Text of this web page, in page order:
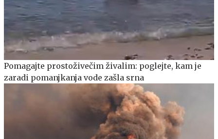
Pomagajte prostoživečim živalim: poglejte, kam je
zaradi pomanjkanja vode zašla srna